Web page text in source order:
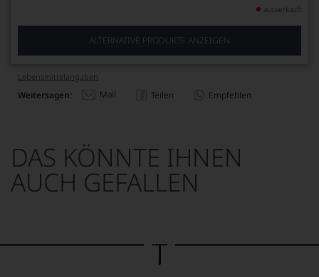
ausverkauft
ALTERNATIVE PRODUKTE ANZEIGEN
Lebensmittel­angaben
Weitersagen: Mail Teilen Empfehlen
DAS KÖNNTE IHNEN
AUCH GEFALLEN